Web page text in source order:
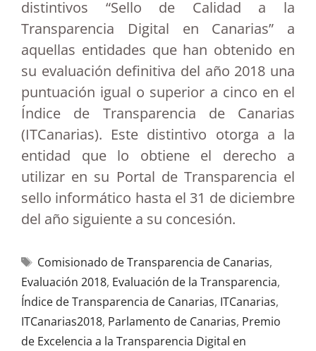
distintivos “Sello de Calidad a la
Transparencia Digital en Canarias” a
aquellas entidades que han obtenido en
su evaluación definitiva del año 2018 una
puntuación igual o superior a cinco en el
Índice de Transparencia de Canarias
(ITCanarias). Este distintivo otorga a la
entidad que lo obtiene el derecho a
utilizar en su Portal de Transparencia el
sello informático hasta el 31 de diciembre
del año siguiente a su concesión.
Comisionado de Transparencia de Canarias,
Evaluación 2018, Evaluación de la Transparencia,
Índice de Transparencia de Canarias, ITCanarias,
ITCanarias2018, Parlamento de Canarias, Premio
de Excelencia a la Transparencia Digital en